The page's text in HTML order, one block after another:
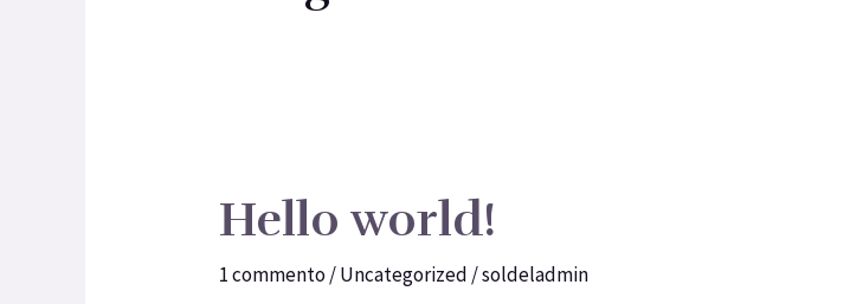
Hello world!
1 commento/Uncategorized /soldeladmin
Hello
world!